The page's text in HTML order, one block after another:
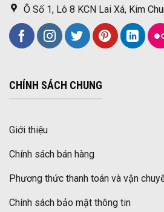
Ô Số 1, Lô 8 KCN Lai Xá, Kim
CHÍNH SÁCH CHUNG
Giới thiệu
Chính sách bán hàng
Phương thức thanh toán và vận
Chính sách bảo mật thông tin